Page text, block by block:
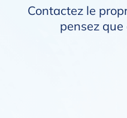
Contactez le
pensez